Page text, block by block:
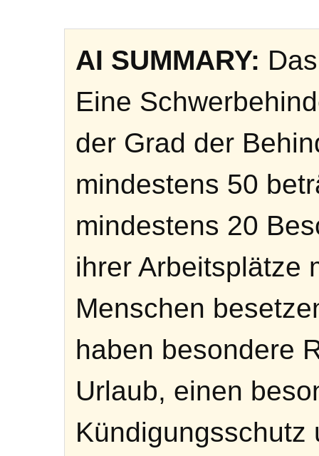
AI SUMMARY:
Eine
der Grad der
mindestens 50
mindestens 20
ihrer Arbeitsplätze
Menschen
haben besondere
Urlaub, einen
Kündigungsschutz